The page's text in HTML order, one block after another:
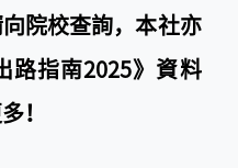
院校查詢，本社亦
路指南2025》資料
！